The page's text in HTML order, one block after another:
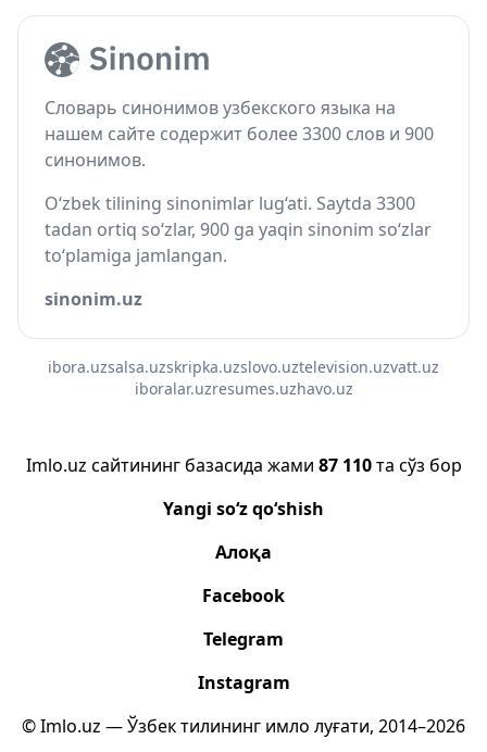
Словарь синонимов узбекского языка на
нашем сайте содержит более 3300 слов и 900
синонимов.
O‘zbek tilining sinonimlar lug‘ati. Saytda 3300
tadan ortiq so‘zlar, 900 ga yaqin sinonim so‘zlar
to‘plamiga jamlangan.
sinonim.uz
ibora.uzsalsa.uzskripka.uzslovo.uztelevision.uzvatt.uz
iboralar.uzresumes.uzhavo.uz
Imlo.uz сайтининг базасида жами 87 110та сўз бор
Yangi so‘z qo‘shish
Алоқа
Facebook
Telegram
Instagram
© Imlo.uz — Ўзбек тилининг имло луғати, 2014–2026